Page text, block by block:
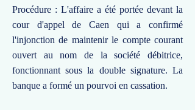
Procédure : L'affaire a été portée devant la
cour d'appel de Caen qui a confirmé
l'injonction de maintenir le compte courant
ouvert au nom de la société débitrice,
fonctionnant sous la double signature. La
banque a formé un pourvoi en cassation.